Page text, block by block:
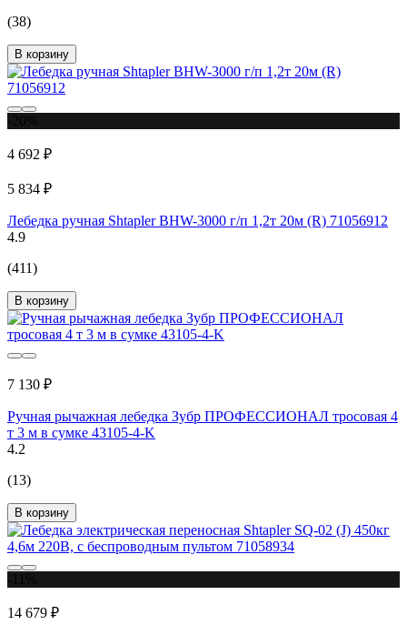
(38)
В корзину
4 692 ₽
5 834 ₽
Лебедка ручная Shtapler BHW-3000 г/п 1,2т 20м (R) 71056912
4.9
(411)
В корзину
7 130 ₽
Ручная рычажная лебедка Зубр ПРОФЕССИОНАЛ тросовая 4
т 3 м в сумке 43105-4-K
4.2
(13)
В корзину
14 679 ₽